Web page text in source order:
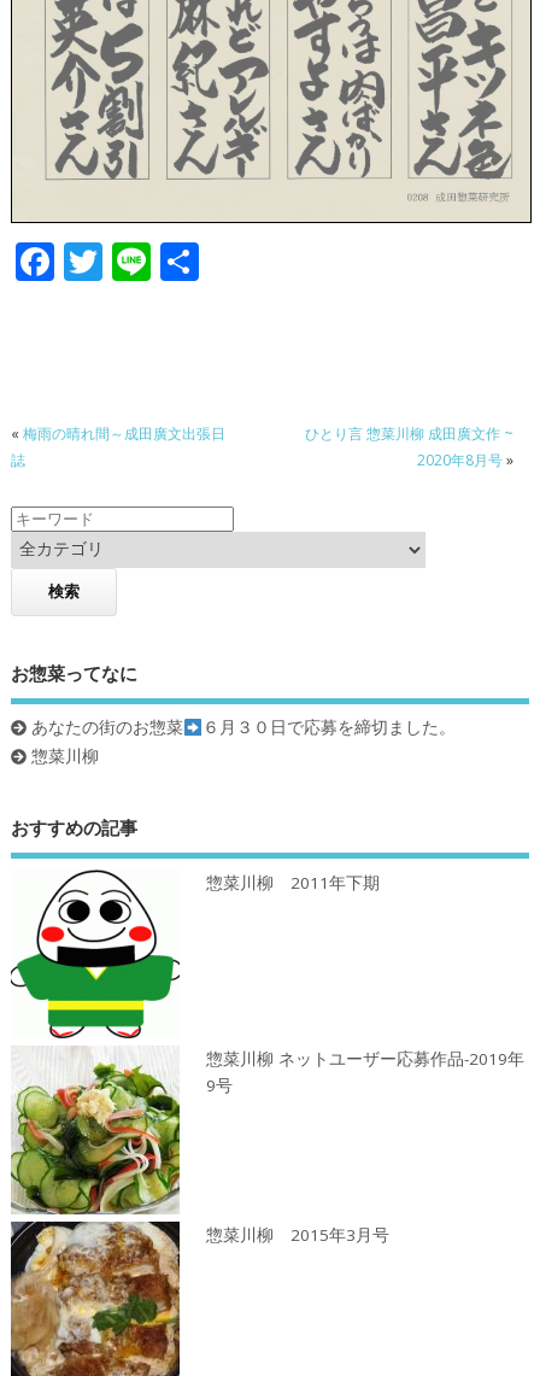
F
o
o
k
T Li 共
« 梅雨の晴れ間～成田廣文出張日
誌
ひとり言 惣菜川柳 成田廣文作 ~
2020年8月号»
お惣菜ってなに
あなたの街のお惣菜
６月３０日で応募を締切ました。
惣菜川柳
おすすめの記事
惣菜川柳 2011年下期
惣菜川柳 ネットユーザー応募作品-2019年
9号
惣菜川柳 2015年3月号